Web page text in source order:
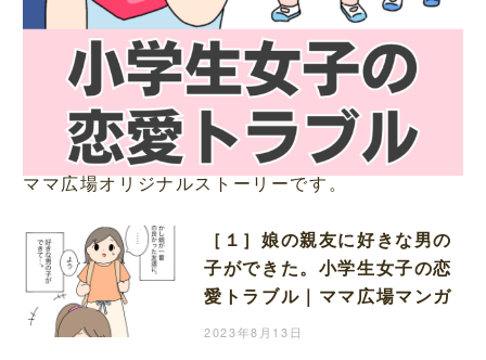
ママ広場オリジナルストーリーです。
［１］娘の親友に好きな男の
子ができた。小学生女子の恋
愛トラブル｜ママ広場マンガ
2023年8月13日